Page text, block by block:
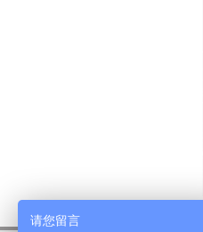
请您留言